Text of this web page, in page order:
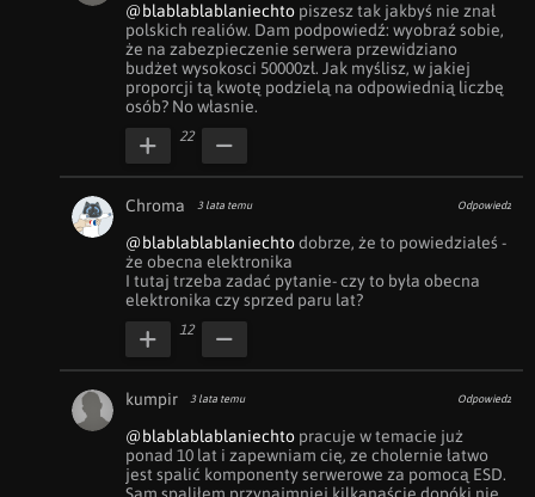
@blablablablaniechto piszesz tak jakbyś nie znał
polskich realiów. Dam podpowiedź: wyobraź sobie,
że na zabezpieczenie serwera przewidziano
budżet wysokosci 50000zł. Jak myślisz, w jakiej
proporcji tą kwotę podzielą na odpowiednią liczbę
osób? No własnie.
22
Chroma 3 lata temu Odpowiedz
@blablablablaniechto dobrze, że to powiedziałeś -
że obecna elektronika
I tutaj trzeba zadać pytanie- czy to była obecna
elektronika czy sprzed paru lat?
12
kumpir 3 lata temu Odpowiedz
@blablablablaniechto pracuje w temacie już
ponad 10 lat i zapewniam cię, ze cholernie łatwo
jest spalić komponenty serwerowe za pomocą ESD.